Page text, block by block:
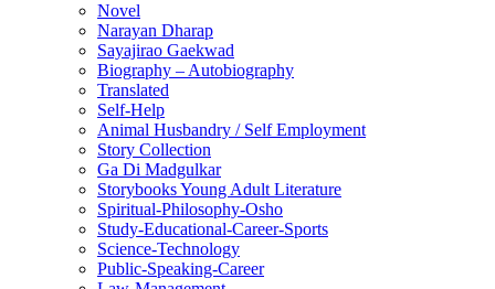
Novel
Narayan Dharap
Sayajirao Gaekwad
Biography – Autobiography
Translated
Self-Help
Animal Husbandry / Self Employment
Story Collection
Ga Di Madgulkar
Storybooks Young Adult Literature
Spiritual-Philosophy-Osho
Study-Educational-Career-Sports
Science-Technology
Public-Speaking-Career